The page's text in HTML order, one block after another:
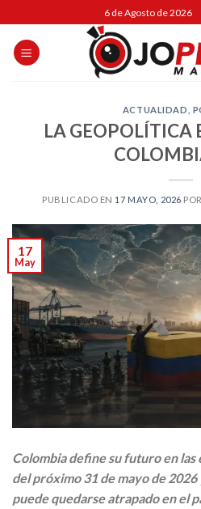
to
content
6 de Agosto de 2026
ACTUALIDAD
LA GEOPOLÍTICA
PUBLICADO EN 17 MAYO, 2026 POR
17
May
Colombia define su futuro en
del próximo 31 de mayo de
puede quedarse atrapado en el